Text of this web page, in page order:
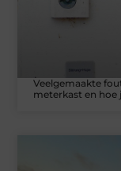
Veelgemaakte
meterkast en hoe